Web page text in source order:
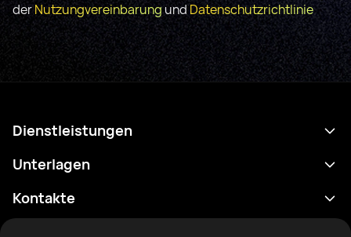
derNutzungvereinbarungundDatenschutzrichtlinie
Dienstleistungen
Terminplan
Unterlagen
Datenschutzrichtlinie
Nutzungsbedingungen
Kontakte